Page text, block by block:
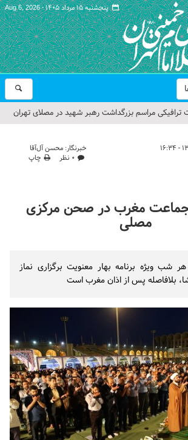
پنجشنبه ۱۵ مرداد ۱۴۰۵ - Aug 6, 2026
ترافیکی مراسم بزرگداشت رهبر شهید در مصلای تهران
حاج علی‌اکبری؛ خطیب این هفته نماز جمعه تهران
تصویری| مراسم نماز بر پیکر امام شهید انقلاب اسلامی ایران
خبرنگار: محسن آل‌آقا
۰ نظر
چاپ
جماعت مغرب در صحن مرکزی
مصلی
شب ویژه برنامه بهار معنویت برگزاری نماز
بلافاصله پس از اذان مغرب است